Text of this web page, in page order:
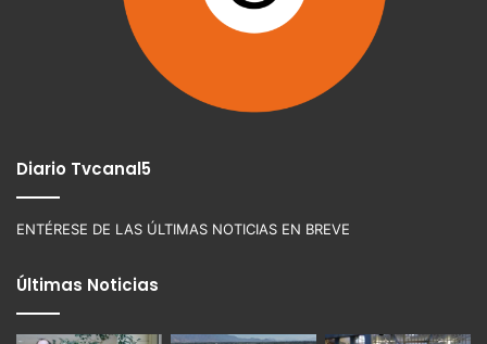
Diario Tvcanal5
ENTÉRESE DE LAS ÚLTIMAS NOTICIAS EN BREVE
Últimas Noticias